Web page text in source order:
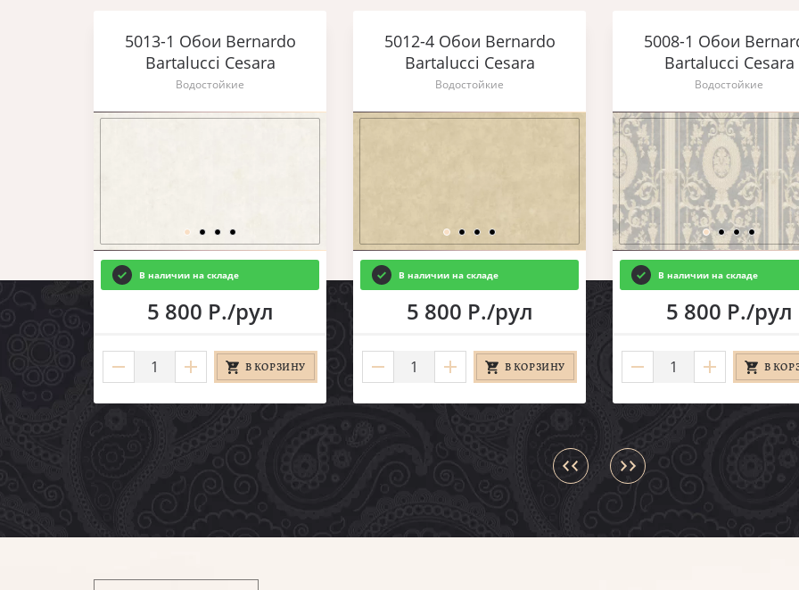
5013-1 Обои Bernardo
Bartalucci Cesara
Водостойкие
В наличии на складе
5 800 Р./рул
В КОРЗИНУ
5012-4 Обои Bernardo
Bartalucci Cesara
Водостойкие
В наличии на складе
5 800 Р./рул
В КОРЗИНУ
5008-1 Обои
Bartalucci Cesara
Водостойкие
В наличии на складе
5 800 Р./рул
В